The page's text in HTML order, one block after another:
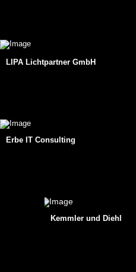
LIPA Lichtpartner GmbH
Erbe IT Consulting
Kemmler und Diehl